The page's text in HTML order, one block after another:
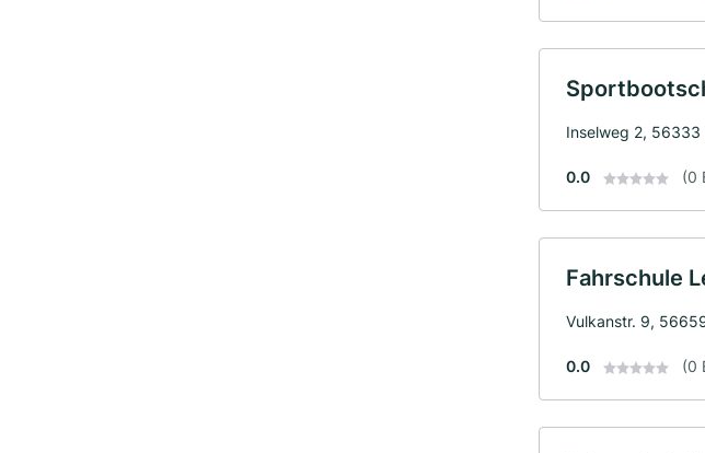
Inselweg 2, 56333
0.0 (0
Fahrschule
Vulkanstr. 9,
0.0 (0